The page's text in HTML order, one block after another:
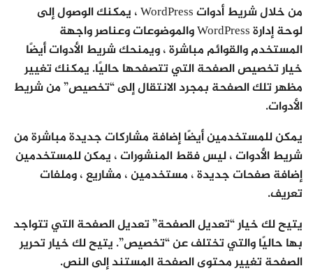
من خلال شريط أدوات WordPress ، يمكنك الوصول إلى
لوحة إدارة WordPress والموضوعات وعناصر واجهة
المستخدم والقوائم مباشرة ، ويمنحك شريط الأدوات أيضًا
خيار تخصيص الصفحة التي تتصفحها حاليًا. يمكنك تغيير
مظهر تلك الصفحة بمجرد الانتقال إلى “تخصيص” من شريط
الأدوات.
يمكن للمستخدمين أيضًا إضافة مشاركات جديدة مباشرة من
شريط الأدوات ، ليس فقط المنشورات ، يمكن للمستخدمين
إضافة صفحات جديدة ، مستخدمين ، مشاريع ، وملفات
تعريف.
يتيح لك خيار “تعديل الصفحة” تعديل الصفحة التي تتواجد
بها حاليًا والتي تختلف عن “تخصيص”. يتيح لك خيار تحرير
الصفحة تغيير محتوى الصفحة المستند إلى النص.